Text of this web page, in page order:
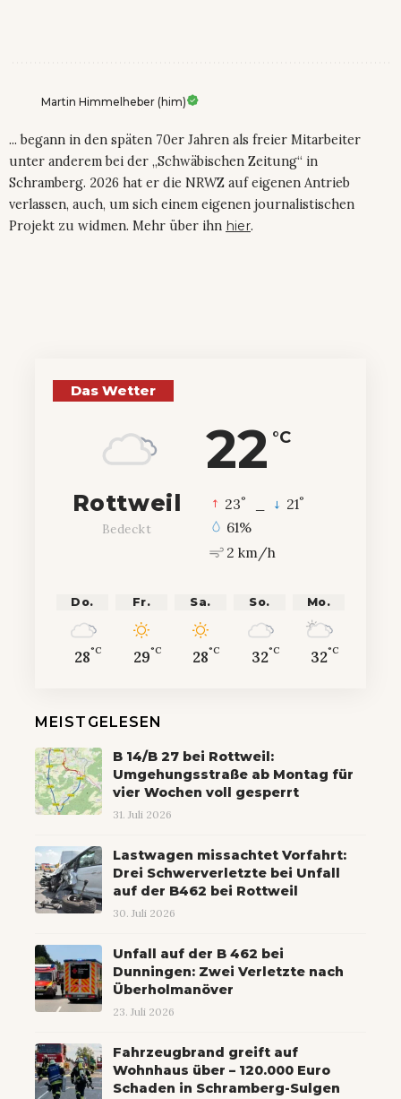
Martin Himmelheber (him)
... begann in den späten 70er Jahren als freier Mitarbeiter
unter anderem bei der „Schwäbischen Zeitung“ in
Schramberg. 2026 hat er die NRWZ auf eigenen Antrieb
verlassen, auch, um sich einem eigenen journalistischen
Projekt zu widmen. Mehr über ihn hier.
Das Wetter
22 °C
Rottweil
Bedeckt
23° 21°
61%
2 km/h
Do.
28°C
Fr.
29°C
Sa.
28°C
So.
32°C
Mo.
32°C
MEISTGELESEN
B 14/B 27 bei Rottweil:
Umgehungsstraße ab Montag für
vier Wochen voll gesperrt
31. Juli 2026
Lastwagen missachtet Vorfahrt:
Drei Schwerverletzte bei Unfall
auf der B462 bei Rottweil
30. Juli 2026
Unfall auf der B 462 bei
Dunningen: Zwei Verletzte nach
Überholmanöver
23. Juli 2026
Fahrzeugbrand greift auf
Wohnhaus über – 120.000 Euro
Schaden in Schramberg-Sulgen